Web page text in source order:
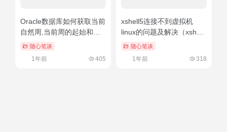
Oracle数据库如何获取当前
自然周,当前周的起始和结
束日期（oracle获取星期
随心笔谈
1年前 405
xshell5连接不到虚拟机
linux的问题及解决（xshell
连接虚拟机失败）这都可以
随心笔谈
1年前 318